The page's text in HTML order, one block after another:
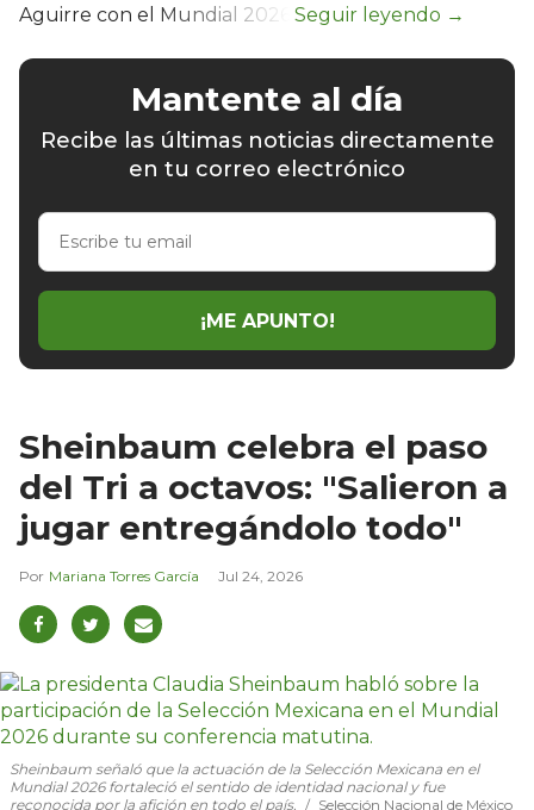
Aguirre con el Mundial 2026.
Mantente al día
Recibe las últimas noticias directamente
en tu correo electrónico
Escribe
email
¡ME APUNTO!
Sheinbaum celebra el paso
del Tri a octavos: "Salieron a
jugar entregándolo todo"
Mariana Torres García Jul 24, 2026
Sheinbaum señaló que la actuación de la Selección Mexicana en el
Mundial 2026 fortaleció el sentido de identidad nacional y fue
reconocida por la afición en todo el país.
Selección Nacional de México